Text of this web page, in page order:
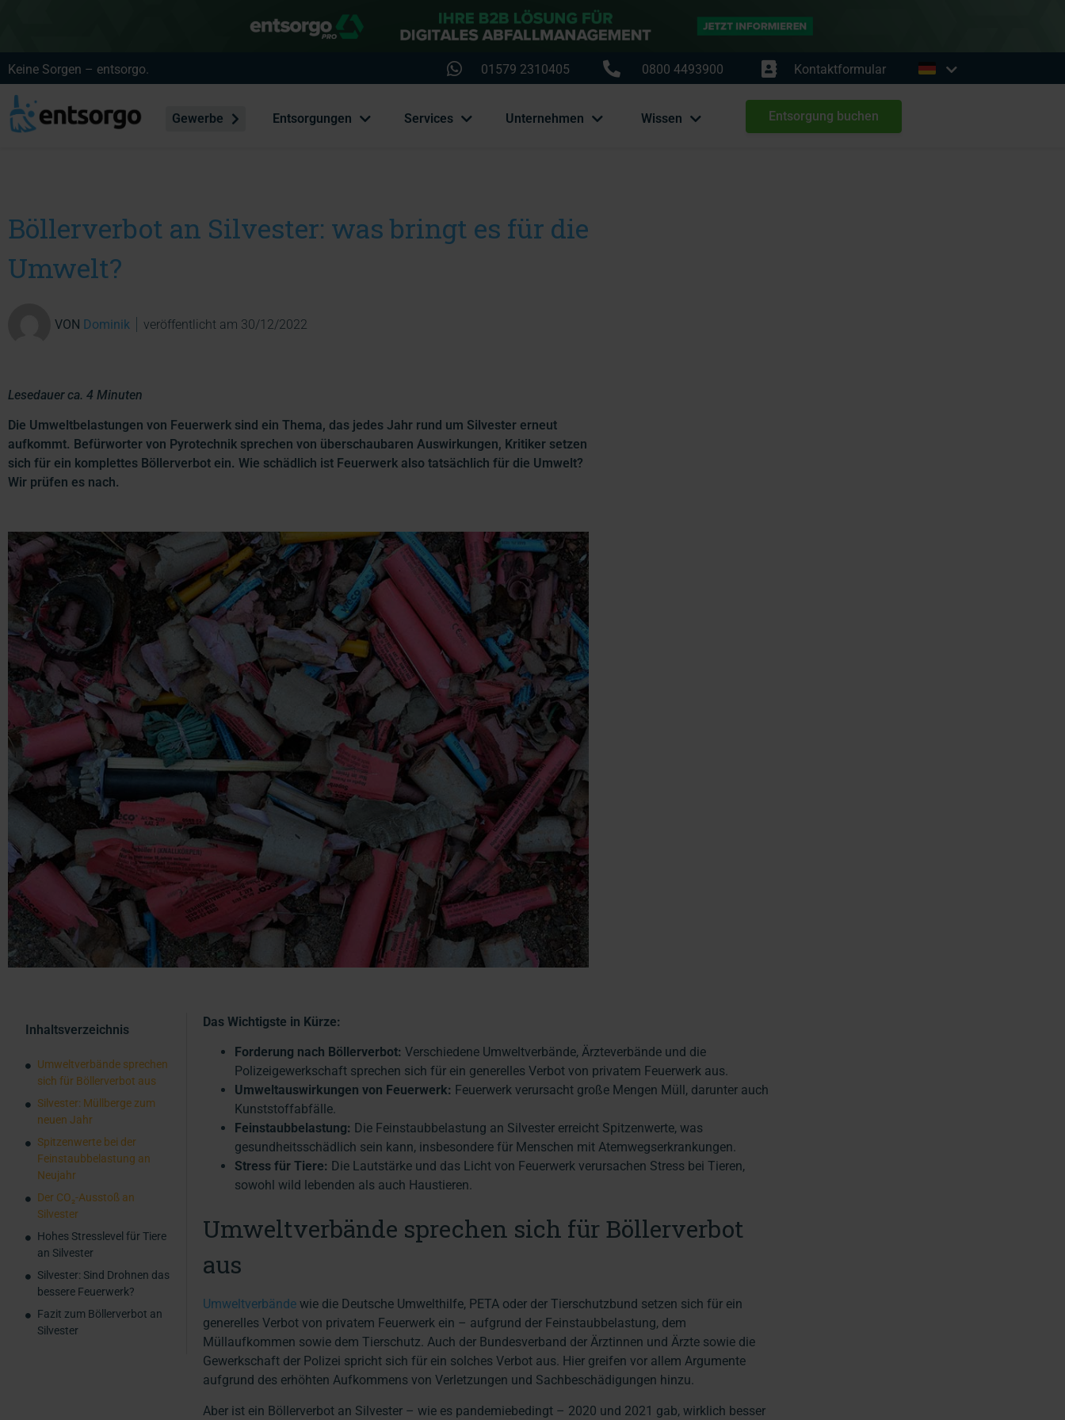
Keine Sorgen – entsorgo. 01579 2310405 0800 4493900 Kontaktformular
Gewerbe Entsorgungen Services Unternehmen Wissen Entsorgung buchen
Böllerverbot an Silvester: was bringt es für die
Umwelt?
VON Dominik veröffentlicht am 30/12/2022
Lesedauer ca. 4 Minuten
Die Umweltbelastungen von Feuerwerk sind ein Thema, das jedes Jahr rund um Silvester erneut
aufkommt. Befürworter von Pyrotechnik sprechen von überschaubaren Auswirkungen, Kritiker setzen
sich für ein komplettes Böllerverbot ein. Wie schädlich ist Feuerwerk also tatsächlich für die Umwelt?
Wir prüfen es nach.
Inhaltsverzeichnis
Umweltverbände sprechen
sich für Böllerverbot aus
Silvester: Müllberge zum
neuen Jahr
Spitzenwerte bei der
Feinstaubbelastung an
Neujahr
Der CO₂-Ausstoß an
Silvester
Hohes Stresslevel für Tiere
an Silvester
Silvester: Sind Drohnen das
bessere Feuerwerk?
Fazit zum Böllerverbot an
Silvester
Das Wichtigste in Kürze:
Forderung nach Böllerverbot: Verschiedene Umweltverbände, Ärzteverbände und die
Polizeigewerkschaft sprechen sich für ein generelles Verbot von privatem Feuerwerk aus.
Umweltauswirkungen von Feuerwerk: Feuerwerk verursacht große Mengen Müll, darunter auch
Kunststoffabfälle.
Feinstaubbelastung: Die Feinstaubbelastung an Silvester erreicht Spitzenwerte, was
gesundheitsschädlich sein kann, insbesondere für Menschen mit Atemwegserkrankungen.
Stress für Tiere: Die Lautstärke und das Licht von Feuerwerk verursachen Stress bei Tieren,
sowohl wild lebenden als auch Haustieren.
Umweltverbände sprechen sich für Böllerverbot
aus
Umweltverbände wie die Deutsche Umwelthilfe, PETA oder der Tierschutzbund setzen sich für ein
generelles Verbot von privatem Feuerwerk ein – aufgrund der Feinstaubbelastung, dem
Müllaufkommen sowie dem Tierschutz. Auch der Bundesverband der Ärztinnen und Ärzte sowie die
Gewerkschaft der Polizei spricht sich für ein solches Verbot aus. Hier greifen vor allem Argumente
aufgrund des erhöhten Aufkommens von Verletzungen und Sachbeschädigungen hinzu.
Aber ist ein Böllerverbot an Silvester – wie es pandemiebedingt – 2020 und 2021 gab, wirklich besser